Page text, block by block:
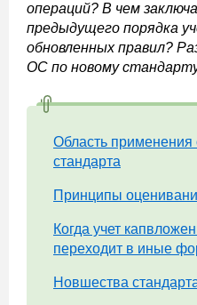
операций? В чем
предыдущего порядка
обновленных правил?
ОС по новому
Область применения
стандарта
Принципы
Когда учет
переходит в иные
Новшества